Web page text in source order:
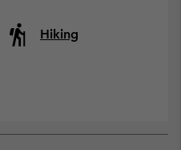
Hiking